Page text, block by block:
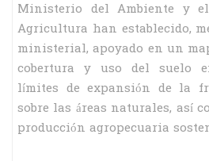
Ministerio del Ambiente y
Agricultura han establecido,
ministerial, apoyado en un
cobertura y uso del suelo
límites de expansión de la
sobre las áreas naturales, así
producción agropecuaria